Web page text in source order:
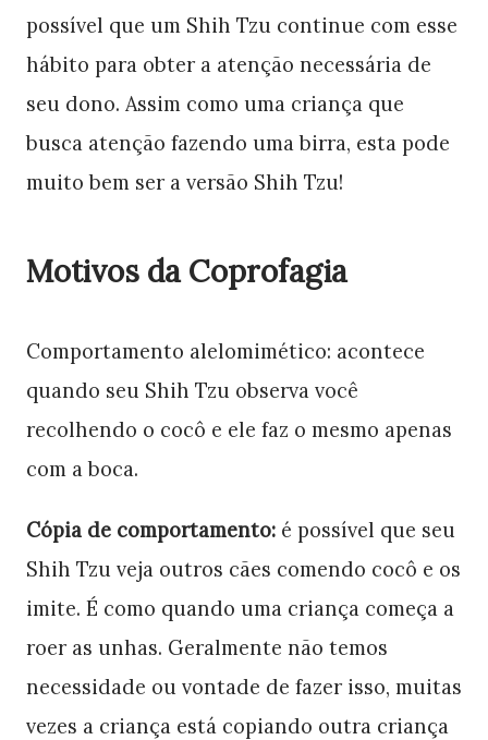
possível que um Shih Tzu continue com esse
hábito para obter a atenção necessária de
seu dono. Assim como uma criança que
busca atenção fazendo uma birra, esta pode
muito bem ser a versão Shih Tzu!
Motivos da Coprofagia
Comportamento alelomimético: acontece
quando seu Shih Tzu observa você
recolhendo o cocô e ele faz o mesmo apenas
com a boca.
Cópia de comportamento: é possível que seu
Shih Tzu veja outros cães comendo cocô e os
imite. É como quando uma criança começa a
roer as unhas. Geralmente não temos
necessidade ou vontade de fazer isso, muitas
vezes a criança está copiando outra criança